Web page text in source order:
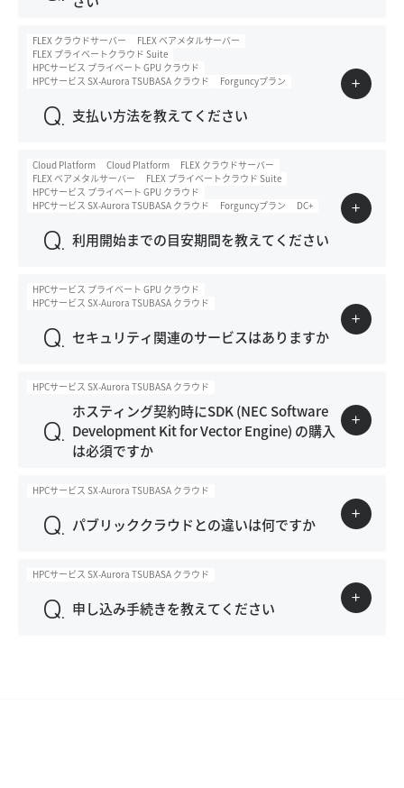
FLEX クラウドサーバー
FLEX ベアメタルサーバー
FLEX プライベートクラウド Suite
HPCサービス プライベート GPU クラウド
HPCサービス SX-Aurora TSUBASA クラウド
Forguncyプラン
支払い方法を教えてください
Cloud Platform Cloud Platform
FLEX クラウドサーバー
FLEX ベアメタルサーバー
FLEX プライベートクラウド Suite
HPCサービス プライベート GPU クラウド
HPCサービス SX-Aurora TSUBASA クラウド
Forguncyプラン DC+
利用開始までの目安期間を教えてください
HPCサービス プライベート GPU クラウド
HPCサービス SX-Aurora TSUBASA クラウド
セキュリティ関連のサービスはありますか
HPCサービス SX-Aurora TSUBASA クラウド
ホスティング契約時にSDK (NEC Software
Development Kit for Vector Engine) の購入
は必須ですか
HPCサービス SX-Aurora TSUBASA クラウド
パブリッククラウドとの違いは何ですか
HPCサービス SX-Aurora TSUBASA クラウド
申し込み手続きを教えてください